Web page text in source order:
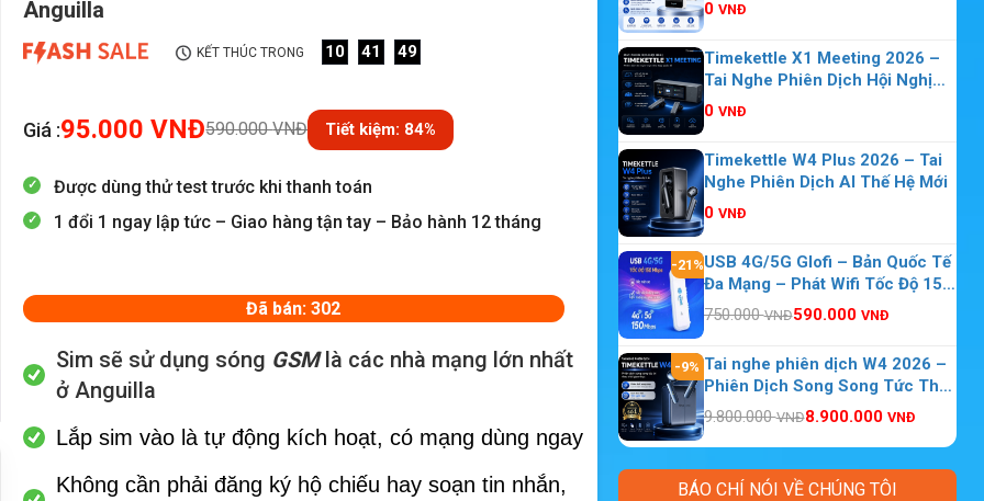
Anguilla
KẾT THÚC TRONG 10 41 47
Giá :95.000VNĐ590.000VNĐ Tiết kiệm: 84%
Được dùng thử test trước khi thanh toán
1 đổi 1 ngay lập tức – Giao hàng tận tay – Bảo hành 12 tháng
Đã bán: 302
Sim sẽ sử dụng sóng GSM là các nhà mạng lớn nhất
ở Anguilla
Lắp sim vào là tự động kích hoạt, có mạng dùng ngay
Không cần phải đăng ký hộ chiếu hay soạn tin nhắn,
0 VNĐ
Timekettle X1 Meeting 2026 –
Tai Nghe Phiên Dịch Hội Nghị
Nhiều Người
0 VNĐ
Timekettle W4 Plus 2026 – Tai
Nghe Phiên Dịch AI Thế Hệ Mới
0 VNĐ
-21%USB 4G/5G Glofi – Bản Quốc Tế
Đa Mạng – Phát Wifi Tốc Độ 150
Mbps 10 Thiết Bị Kết Nối
750.000VNĐ590.000 VNĐ
-9% Tai nghe phiên dịch W4 2026 –
Phiên Dịch Song Song Tức Thời
Theo Thời Gian Thực
9.800.000VNĐ8.900.000 VNĐ
BÁO CHÍ NÓI VỀ CHÚNG TÔI